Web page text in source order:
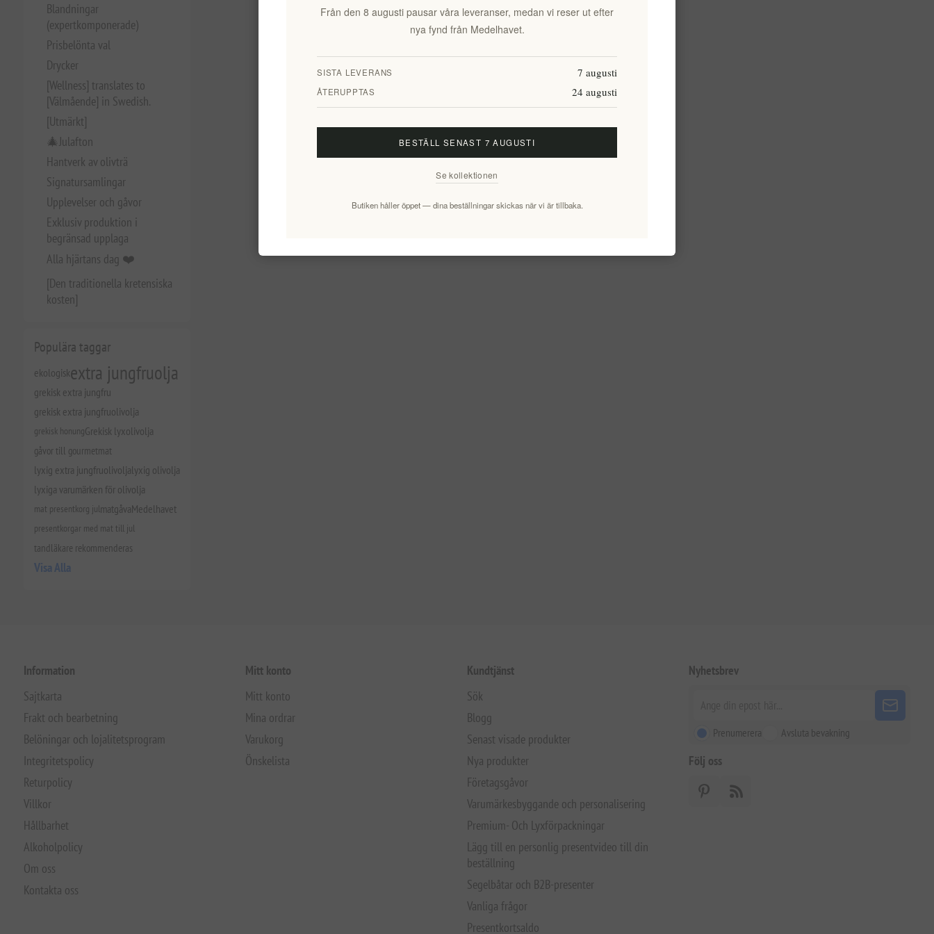
Blandningar
(expertkomponerade)
Prisbelönta val
Drycker
[Wellness] translates to
[Välmående] in Swedish.
[Utmärkt]
🎄Julafton
Hantverk av olivträ
Signatursamlingar
Upplevelser och gåvor
Exklusiv produktion i
begränsad upplaga
Alla hjärtans dag ❤️
[Den traditionella kretensiska
kosten]
Populära taggar
ekologiskextra jungfruolja
grekisk extra jungfru
grekisk extra jungfruolivolja
grekisk honungGrekisk lyxolivolja
gåvor till gourmetmat
lyxig extra jungfruolivoljalyxig olivolja
lyxiga varumärken för olivolja
mat presentkorg julmatgåvaMedelhavet
presentkorgar med mat till jul
tandläkare rekommenderas
Visa Alla
Information
Sajtkarta
Frakt och bearbetning
Belöningar och lojalitetsprogram
Integritetspolicy
Returpolicy
Villkor
Hållbarhet
Alkoholpolicy
Om oss
Kontakta oss
Mitt konto
Mitt konto
Mina ordrar
Varukorg
Önskelista
Kundtjänst
Sök
Blogg
Senast visade produkter
Nya produkter
Företagsgåvor
Varumärkesbyggande och personalisering
Premium- Och Lyxförpackningar
Lägg till en personlig presentvideo till din
beställning
Segelbåtar och B2B-presenter
Vanliga frågor
Presentkortsaldo
Nyhetsbrev
Prenumerera Avsluta bevakning
Följ oss
Från den 8 augusti pausar våra leveranser, medan vi reser ut efter
nya fynd från Medelhavet.
SISTA LEVERANS 7 augusti
ÅTERUPPTAS 24 augusti
BESTÄLL SENAST 7 AUGUSTI
Se kollektionen
Butiken håller öppet — dina beställningar skickas när vi är tillbaka.